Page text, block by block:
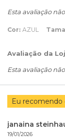
Esta avaliação
Cor: AZUL
Avaliação da
Esta avaliação
Eu
janaina
19/01/2026